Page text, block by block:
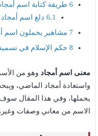
6 طريقة كتابة اسم
6.1 دلع اسم أمجاد
7 مشاهير يحملون اسم
8 حكم الإسلام في
معنى اسم أمجاد وهو من
واستعادة أمجاد الماضي،
يحملها، وفي هذا المقال
الاسم من معاني وصفات